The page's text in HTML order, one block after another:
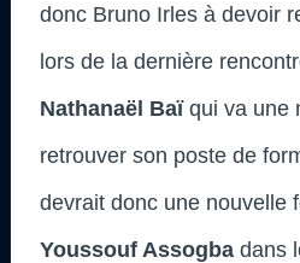
donc Bruno Irles à devoir
lors de la dernière
Nathanaël Baï qui va une
retrouver son poste de
devrait donc une nouvelle
Youssouf Assogba dans